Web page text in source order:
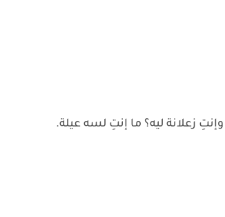
زعلانة ليه؟ ما إنتِ لسه عيلة.